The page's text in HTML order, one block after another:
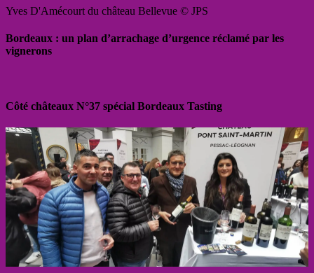
Yves D'Amécourt du château Bellevue © JPS
Bordeaux : un plan d’arrachage d’urgence réclamé par les
vignerons
Côté châteaux N°37 spécial Bordeaux Tasting